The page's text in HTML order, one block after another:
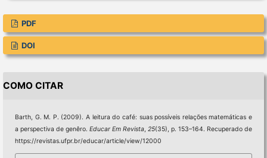
PDF
DOI
COMO CITAR
Barth, G. M. P. (2009). A leitura do café: suas possíveis relações matemáticas e
a perspectiva de genêro. Educar Em Revista,25(35), p. 153–164. Recuperado de
https://revistas.ufpr.br/educar/article/view/12000